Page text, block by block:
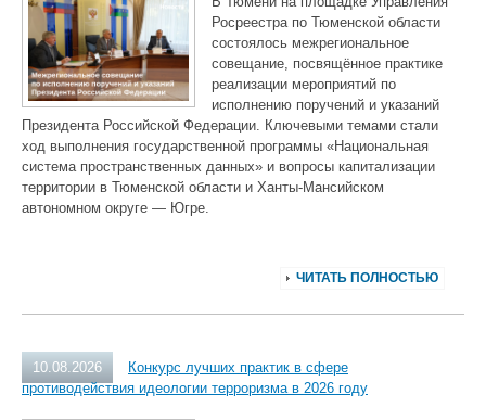
Росреестра по Тюменской области
состоялось межрегиональное
совещание, посвящённое практике
реализации мероприятий по
исполнению поручений и указаний
Президента Российской Федерации. Ключевыми темами стали
ход выполнения государственной программы «Национальная
система пространственных данных» и вопросы капитализации
территории в Тюменской области и Ханты‑Мансийском
автономном округе — Югре.
ЧИТАТЬ ПОЛНОСТЬЮ
10.08.2026
Конкурс лучших практик в сфере
противодействия идеологии терроризма в 2026 году